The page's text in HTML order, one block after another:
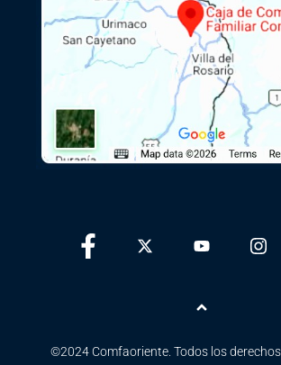
Ir arriba
©2024 Comfaoriente. Todos los